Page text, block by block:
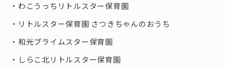
わこうっちリトルスター保育園
リトルスター保育園 さつきちゃんのおうち
和光プライムスター保育園
しらこ北リトルスター保育園